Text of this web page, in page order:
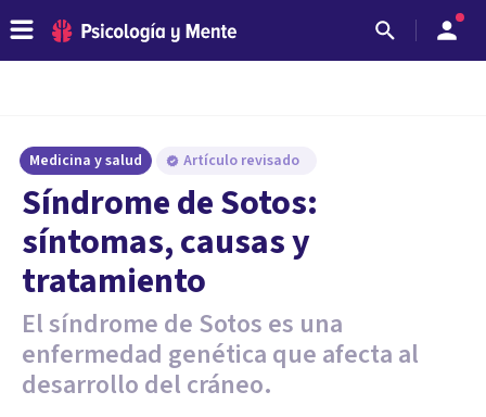
Medicina y salud Artículo revisado
Síndrome de Sotos:
síntomas, causas y
tratamiento
El síndrome de Sotos es una
enfermedad genética que afecta al
desarrollo del cráneo.